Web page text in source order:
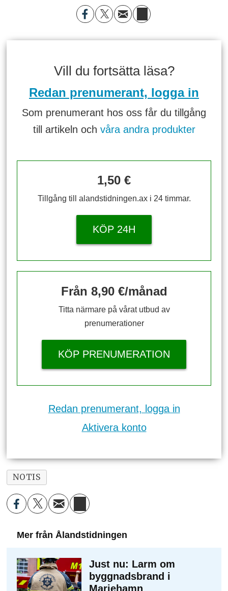
Vill du fortsätta läsa?
Redan prenumerant, logga in
Som prenumerant hos oss får du tillgång
till artikeln och våra andra produkter
1,50 €
Tillgång till alandstidningen.ax i 24 timmar.
KÖP 24H
Från 8,90 €/månad
Titta närmare på vårat utbud av
prenumerationer
KÖP PRENUMERATION
Redan prenumerant, logga in
Aktivera konto
NOTIS